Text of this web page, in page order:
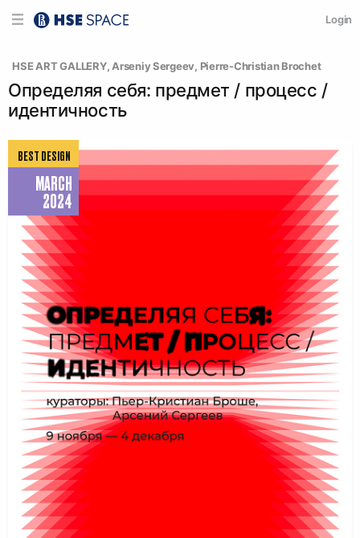
Login
  HSE ART GALLERY
, Arseniy Sergeev, Pierre-Christian Brochet
Определяя себя: предмет / процесс /
идентичность
BEST DESIGN
MARCH
2024